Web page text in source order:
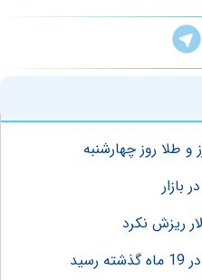
و طلا روز چهارشنبه
ریزش نکرد